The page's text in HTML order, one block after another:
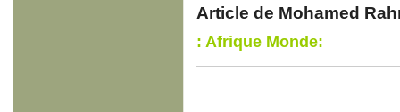
Article de Mohamed
: Afrique Monde: